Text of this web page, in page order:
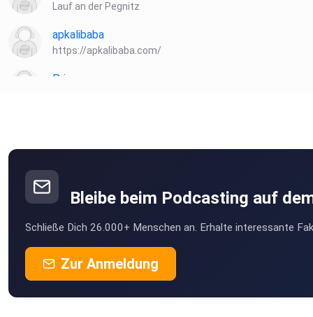
Lauf an der Pegnitz
apkalibaba
https://apkalibaba.com/
Priamos
Turkan
münchen
Horoe
Go
Bleibe beim Podcasting auf
Schließe Dich 26.000+ Menschen an. Erhalte interessante
Zur Anmeldung